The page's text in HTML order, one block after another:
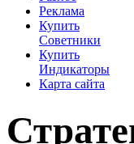
Реклама
Купить
Советники
Купить
Индикаторы
Карта сайта